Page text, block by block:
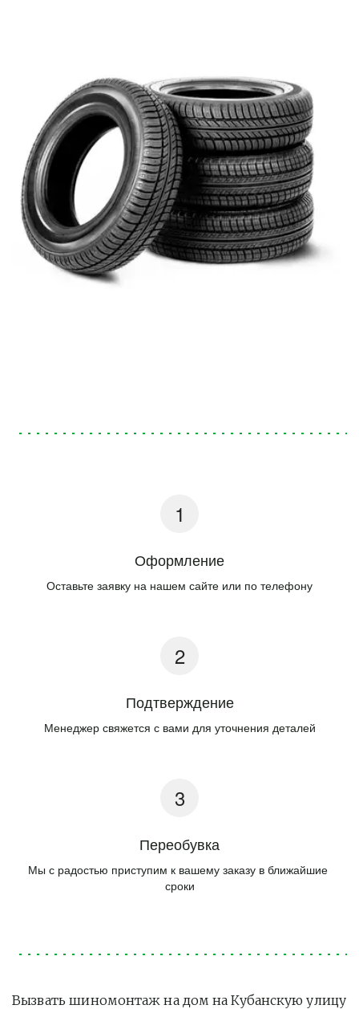
Оформление
Оставьте заявку на нашем сайте или по телефону
Подтверждение
Менеджер свяжется с вами для уточнения деталей
Переобувка
Мы с радостью приступим к вашему заказу в ближайшие
сроки
Вызвать шиномонтаж на дом на Кубанскую улицу